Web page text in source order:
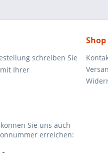
schreiben Sie
Ihrer
Sie uns auch
erreichen:
Shop